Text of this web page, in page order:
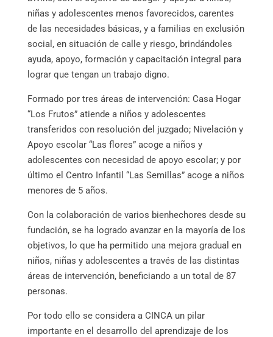
niñas y adolescentes menos favorecidos, carentes
de las necesidades básicas, y a familias en exclusión
social, en situación de calle y riesgo, brindándoles
ayuda, apoyo, formación y capacitación integral para
lograr que tengan un trabajo digno.
Formado por tres áreas de intervención: Casa Hogar
“Los Frutos” atiende a niños y adolescentes
transferidos con resolución del juzgado; Nivelación y
Apoyo escolar “Las flores” acoge a niños y
adolescentes con necesidad de apoyo escolar; y por
último el Centro Infantil “Las Semillas” acoge a niños
menores de 5 años.
Con la colaboración de varios bienhechores desde su
fundación, se ha logrado avanzar en la mayoría de los
objetivos, lo que ha permitido una mejora gradual en
niños, niñas y adolescentes a través de las distintas
áreas de intervención, beneficiando a un total de 87
personas.
Por todo ello se considera a CINCA un pilar
importante en el desarrollo del aprendizaje de los